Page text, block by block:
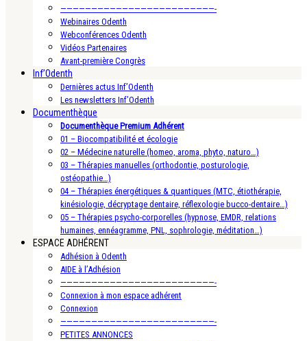
—————————————————————————-
Webinaires Odenth
Webconférences Odenth
Vidéos Partenaires
Avant-première Congrès
Inf’Odenth
Dernières actus Inf’Odenth
Les newsletters Inf’Odenth
Documenthèque
Documenthèque Premium Adhérent
01 – Biocompatibilité et écologie
02 – Médecine naturelle (homeo, aroma, phyto, naturo…)
03 – Thérapies manuelles (orthodontie, posturologie,
ostéopathie…)
04 – Thérapies énergétiques & quantiques (MTC, étiothérapie,
kinésiologie, décryptage dentaire, réflexologie bucco-dentaire…)
05 – Thérapies psycho-corporelles (hypnose, EMDR, relations
humaines, ennéagramme, PNL, sophrologie, méditation…)
ESPACE ADHÉRENT
Adhésion à Odenth
AIDE à l’Adhésion
—————————————————————————-
Connexion à mon espace adhérent
Connexion
—————————————————————————-
PETITES ANNONCES